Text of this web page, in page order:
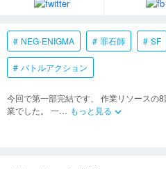
NEG-ENIGMA 罪石師 SF
バトルアクション
今回で第一部完結です、 作業リソースの
業でした。 一… もっと見る keyboard_arrow_down